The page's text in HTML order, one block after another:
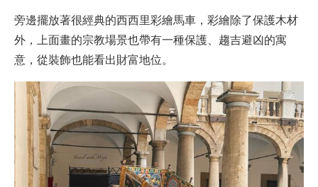
旁邊擺放著很經典的西西里彩繪馬車，彩繪除了保護木材
外，上面畫的宗教場景也帶有一種保護、趨吉避凶的寓
意，從裝飾也能看出財富地位。